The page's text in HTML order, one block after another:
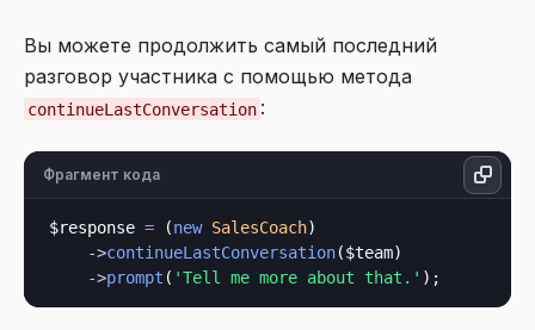
Вы можете продолжить самый последний
разговор участника с помощью метода
continueLastConversation :
Фрагмент кода
$response = (new SalesCoach)
->continueLastConversation($team)
->prompt ( 'Tell me more about that.'